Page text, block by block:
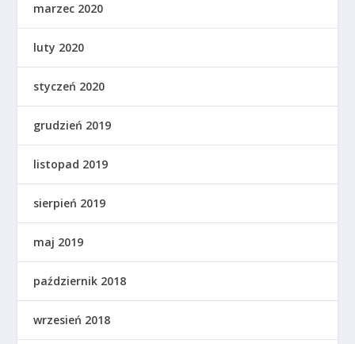
marzec 2020
luty 2020
styczeń 2020
grudzień 2019
listopad 2019
sierpień 2019
maj 2019
październik 2018
wrzesień 2018